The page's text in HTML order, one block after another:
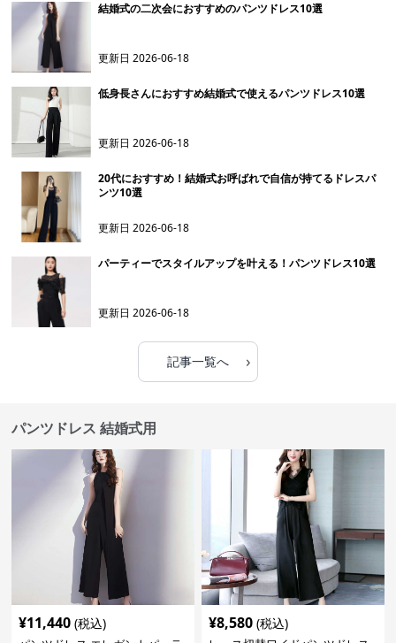
結婚式の二次会におすすめのパンツドレス10選
更新日2026-06-18
低身長さんにおすすめ結婚式で使えるパンツドレス10選
更新日2026-06-18
20代におすすめ！結婚式お呼ばれで自信が持てるドレスパ
ンツ10選
更新日2026-06-18
パーティーでスタイルアップを叶える！パンツドレス10選
更新日2026-06-18
記事一覧へ ›
パンツドレス 結婚式用
¥11,440 (税込) ¥8,580 (税込)